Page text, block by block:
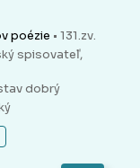
poézie • 131.zv.
spisovateľ,
dobrý